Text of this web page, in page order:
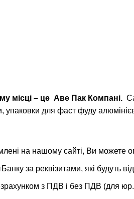
місці – це Аве Пак Компані.
упаковки для фаст фуду
на нашому сайті, Ви можете
за реквізитами, які будуть
з ПДВ і без ПДВ (для